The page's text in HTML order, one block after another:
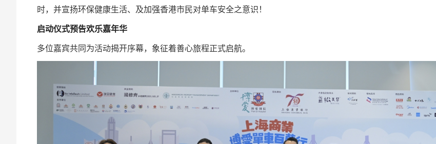
时，并宣扬环保健康生活、及加强香港市民对单车安全之意识！
启动仪式预告欢乐嘉年华
多位嘉宾共同为活动揭开序幕，象征着善心旅程正式启航。